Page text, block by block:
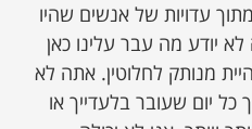
עדויות של אנשים שהיו
יודע מה עבר עלינו כאן
מנותק לחלוטין. אתה לא
כל יום שעובר בלעדייך או